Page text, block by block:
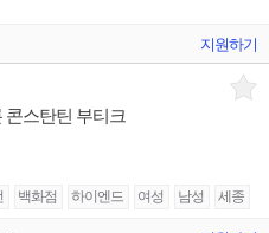
지원하기
콘스탄틴 부티크
백화점 하이엔드 여성 남성 세종